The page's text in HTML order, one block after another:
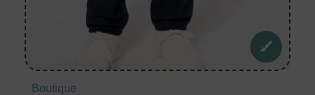
Boutique